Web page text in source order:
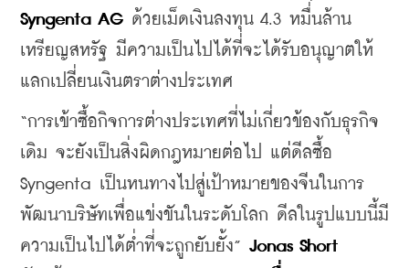
Syngenta AG ด้วยเม็ดเงินลงทุน 4.3 หมื่นล้าน
เหรียญสหรัฐ มีความเป็นไปได้ที่จะได้รับอนุญาตให้
แลกเปลี่ยนเงินตราต่างประเทศ
“การเข้าซื้อกิจการต่างประเทศที่ไม่เกี่ยวข้องกับธุรกิจ
เดิม จะยังเป็นสิ่งผิดกฎหมายต่อไป แต่ดีลซื้อ
Syngenta เป็นหนทางไปสู่เป้าหมายของจีนในการ
พัฒนาบริษัทเพื่อแข่งขันในระดับโลก ดีลในรูปแบบนี้มี
ความเป็นไปได้ต่ำที่จะถูกยับยั้ง” Jonas Short